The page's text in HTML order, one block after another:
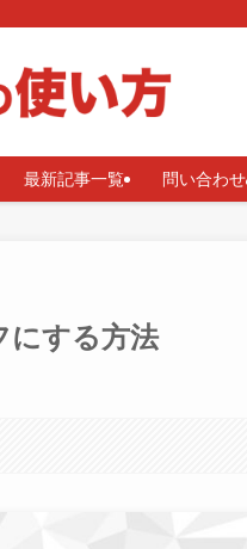
最新記事一覧 問い合わせ
にする方法